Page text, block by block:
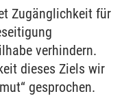
Zugänglichkeit für
verhindern.
dieses Ziels wir
gesprochen.